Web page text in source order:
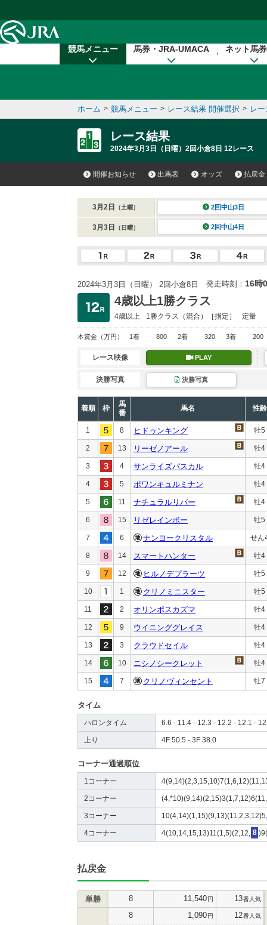
競馬メニュー 馬券・JRA-UMACA ネット馬
ホーム > 競馬メニュー > レース結果 開催選択 > レ
レース結果
2024年3月3日（日曜）2回小倉8日 12レース
開催お知らせ 出馬表 オッズ 払戻金
3月2日 （土曜） 2回中山3日
3月3日 （日曜） 2回中山4日
2024年3月3日（日曜） 2回小倉8日 発走時刻： 16時
4歳以上1勝クラス
4歳以上 1勝クラス （混合）［指定］ 定量
本賞金 （万円） 1着 800 2着 320 3着 200
レース映像 PLAY
決勝写真 決勝写真
着順 枠
馬
番
馬名 性齢
1 8 ヒドゥンキング 牡5
2 13 リーゼノアール 牡4
3 4 サンライズパスカル 牡4
4 5 ポワンキュルミナン 牡4
5 11 ナチュラルリバー 牡4
6 15 リゼレインボー 牡5
7 6 ナンヨークリスタル せん
8 14 スマートハンター 牡4
9 12 ヒルノデプラーツ 牡5
10 1 クリノミニスター 牡5
11 2 オリンポスカズマ 牡4
12 9 ウイニンググレイス 牡4
13 3 クラウドセイル 牡4
14 10 ニシノシークレット 牡4
15 7 クリノヴィンセント 牡7
タイム
ハロンタイム 6.6 - 11.4 - 12.3 - 12.2 - 12.1 -
上り 4F 50.5 - 3F 38.0
コーナー通過順位
1コーナー
2コーナー
3コーナー
4コーナー 4(10,14,15,13)11(1,5)(2,12, 8
払戻金
単勝 8 11,540円 13番人気
8 1,090円 12番人気